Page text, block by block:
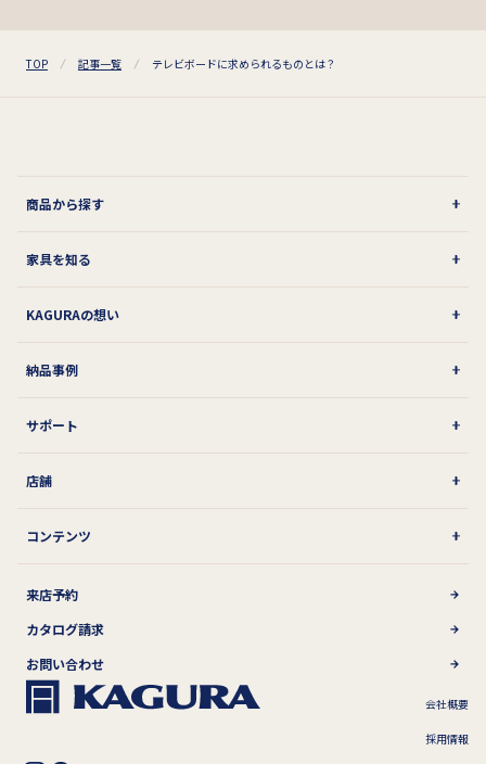
TOP 記事一覧 テレビボードに求められるものとは？
商品から探す
家具を知る
KAGURAの想い
納品事例
サポート
店舗
コンテンツ
来店予約
カタログ請求
お問い合わせ
会社概要
採用情報